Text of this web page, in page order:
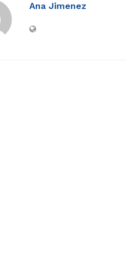
Ana Jimenez